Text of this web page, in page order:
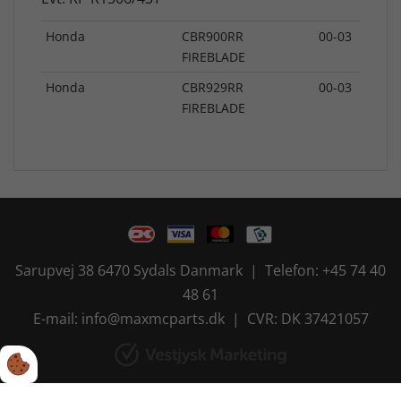
Honda
CBR900RR
FIREBLADE
00-03
Honda
CBR929RR
FIREBLADE
00-03
Sarupvej 38 6470 Sydals Danmark | Telefon: +45 74 40
48 61
E-mail: info@maxmcparts.dk | CVR: DK 37421057